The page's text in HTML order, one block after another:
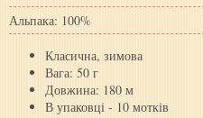
Альпака: 100%
Класична, зимова
Вага: 50 г
Довжина: 180 м
В упаковці - 10 мотків